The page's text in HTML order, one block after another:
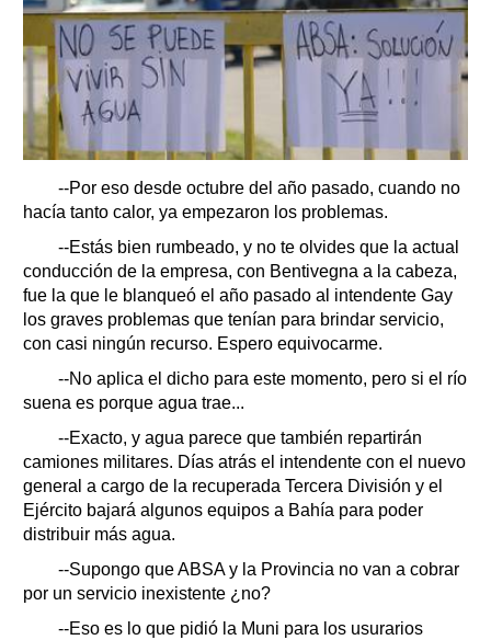
--Por eso desde octubre del año pasado, cuando no
hacía tanto calor, ya empezaron los problemas.
--Estás bien rumbeado, y no te olvides que la actual
conducción de la empresa, con Bentivegna a la cabeza,
fue la que le blanqueó el año pasado al intendente Gay
los graves problemas que tenían para brindar servicio,
con casi ningún recurso. Espero equivocarme.
--No aplica el dicho para este momento, pero si el río
suena es porque agua trae...
--Exacto, y agua parece que también repartirán
camiones militares. Días atrás el intendente con el nuevo
general a cargo de la recuperada Tercera División y el
Ejército bajará algunos equipos a Bahía para poder
distribuir más agua.
--Supongo que ABSA y la Provincia no van a cobrar
por un servicio inexistente ¿no?
--Eso es lo que pidió la Muni para los usurarios